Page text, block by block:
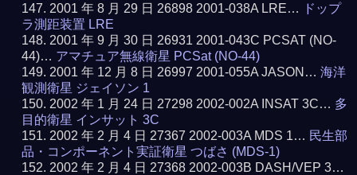
2001 年 8 月 29 日 26898 2001-038A LRE…
ドップ
ラ測距装置 LRE
2001 年 9 月 30 日 26931 2001-043C PCSAT (NO-
44)… アマチュア無線衛星 PCSat (NO-44)
2001 年 12 月 8 日 26997 2001-055A JASON…海洋
観測衛星 ジェイソン 1
2002 年 1 月 24 日 27298 2002-002A INSAT 3C… 多
目的衛星 インサット 3C
2002 年 2 月 4 日 27367 2002-003A MDS 1… 民生部
品・コンポーネント実証衛星 つばさ (MDS-1)
2002 年 2 月 4 日 27368 2002-003B DASH/VEP 3…